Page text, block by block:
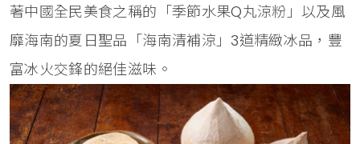
著中國全民美食之稱的「季節水果Q丸涼粉」以及風
靡海南的夏日聖品「海南清補涼」3道精緻冰品，豐
富冰火交鋒的絕佳滋味。